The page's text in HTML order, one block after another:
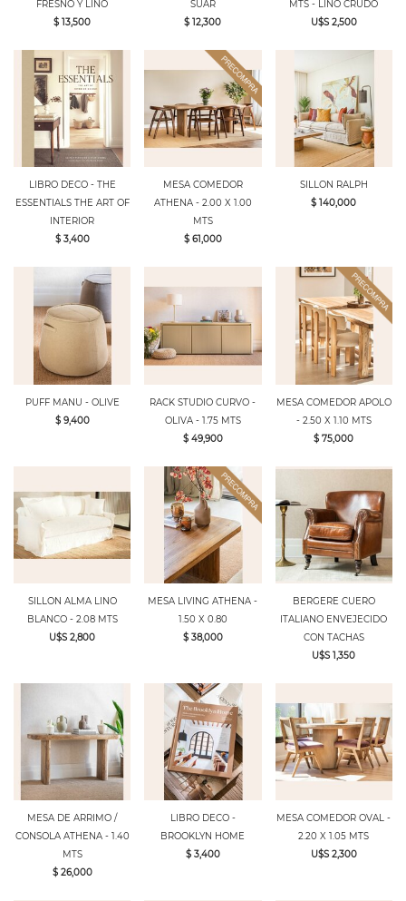
FRESNO Y LINO
$ 13,500
SUAR
$ 12,300
MTS - LINO CRUDO
U$S 2,500
LIBRO DECO - THE
ESSENTIALS THE ART OF
INTERIOR
$ 3,400
MESA COMEDOR
ATHENA - 2.00 X 1.00
MTS
$ 61,000
SILLON RALPH
$ 140,000
PUFF MANU - OLIVE
$ 9,400
RACK STUDIO CURVO -
OLIVA - 1.75 MTS
$ 49,900
MESA COMEDOR APOLO
- 2.50 X 1.10 MTS
$ 75,000
SILLON ALMA LINO
BLANCO - 2.08 MTS
U$S 2,800
MESA LIVING ATHENA -
1.50 X 0.80
$ 38,000
BERGERE CUERO
ITALIANO ENVEJECIDO
CON TACHAS
U$S 1,350
MESA DE ARRIMO /
CONSOLA ATHENA - 1.40
MTS
$ 26,000
LIBRO DECO -
BROOKLYN HOME
$ 3,400
MESA COMEDOR OVAL -
2.20 X 1.05 MTS
U$S 2,300